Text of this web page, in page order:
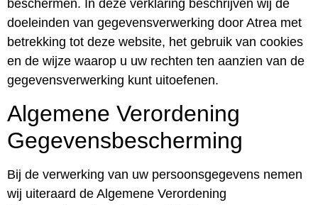
beschermen. In deze verklaring beschrijven wij de
doeleinden van gegevensverwerking door Atrea met
betrekking tot deze website, het gebruik van cookies
en de wijze waarop u uw rechten ten aanzien van de
gegevensverwerking kunt uitoefenen.
Algemene Verordening
Gegevensbescherming
Bij de verwerking van uw persoonsgegevens nemen
wij uiteraard de Algemene Verordening